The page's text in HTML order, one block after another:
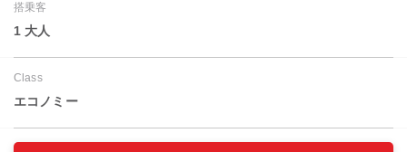
搭乗客
1 大人
Class
エコノミー